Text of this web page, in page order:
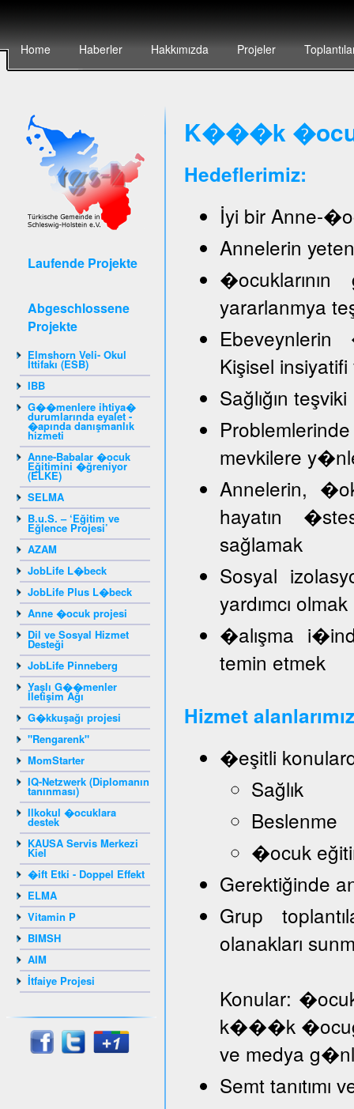
Home Haberler Hakkımızda Projeler
Laufende Projekte
Abgeschlossene
Projekte
Elmshorn Veli- Okul
İttifakı (ESB)
IBB
G��menlere ihtiya�
durumlarında eyalet -
�apında danışmanlık
hizmeti
Anne-Babalar �ocuk
Eğitimini �ğreniyor
(ELKE)
SELMA
B.u.S. – ‘Eğitim ve
Eğlence Projesi’
AZAM
JobLife L�beck
JobLife Plus L�beck
Anne �ocuk projesi
Dil ve Sosyal Hizmet
Desteği
JobLife Pinneberg
Yaşlı G��menler
İletişim Ağı
G�kkuşağı projesi
"Rengarenk"
MomStarter
IQ-Netzwerk (Diplomanın
tanınması)
Ilkokul �ocuklara
destek
KAUSA Servis Merkezi
Kiel
�ift Etki - Doppel Effekt
ELMA
Vitamin P
BIMSH
AIM
İtfaiye Projesi
K���k
Hedeflerimiz:
İyi bir Anne-
Annelerin
yararlanmya
Kişisel
Sağlığın teşviki
mevkilere
Annelerin,
hayatın
sağlamak
Sosyal
yardımcı olmak
�alışma
temin etmek
Hizmet
�eşitli
Sağlık
Beslenme
�ocuk
Gerektiğinde
Grup
olanakları
Konular:
k���k
ve medya
Semt